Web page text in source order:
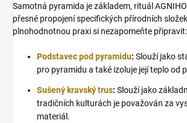
Samotná pyramida je základem, rituál
přesné propojení specifických přírodních
plnohodnotnou praxi si nezapomeňte připravit:
Podstavec pod pyramidu: Slouží jako
pro pyramidu a také izoluje její teplo od
Sušený kravský trus: Slouží jako
tradičních kulturách je považován za
materiál.